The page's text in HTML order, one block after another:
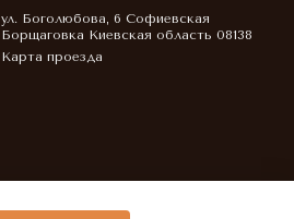
ул. Боголюбова, 6 Софиевская
Борщаговка Киевская область 08138
Карта проезда